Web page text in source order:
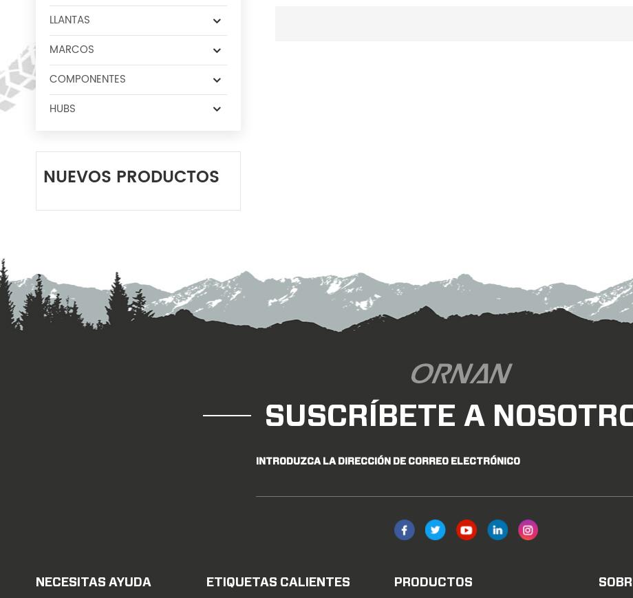
LLANTAS
MARCOS
COMPONENTES
HUBS
NUEVOS PRODUCTOS
SUSCRÍBETE A
INTRODUZCA LA DIRECCIÓN DE CORREO ELECTRÓNICO
NECESITAS AYUDA ETIQUETAS CALIENTES PRODUCTOS